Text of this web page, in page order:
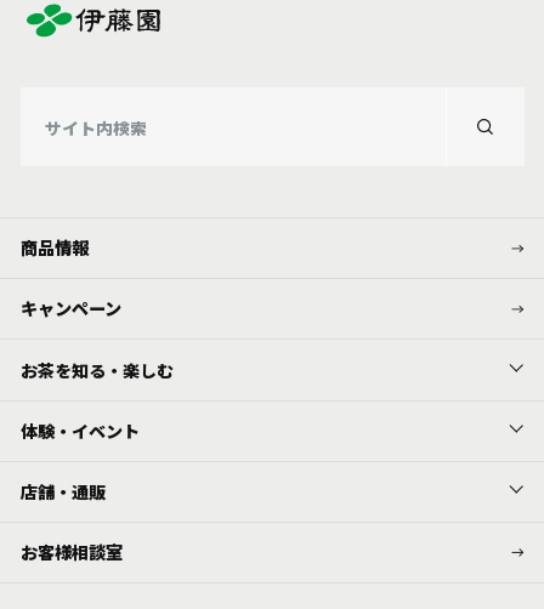
商品情報
キャンペーン
お茶を知る・楽しむ
体験・イベント
店舗・通販
お客様相談室